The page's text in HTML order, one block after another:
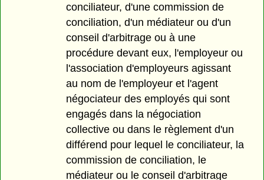
conciliateur, d'une commission de
conciliation, d'un médiateur ou d'un
conseil d'arbitrage ou à une
procédure devant eux, l'employeur ou
l'association d'employeurs agissant
au nom de l'employeur et l'agent
négociateur des employés qui sont
engagés dans la négociation
collective ou dans le règlement d'un
différend pour lequel le conciliateur, la
commission de conciliation, le
médiateur ou le conseil d'arbitrage